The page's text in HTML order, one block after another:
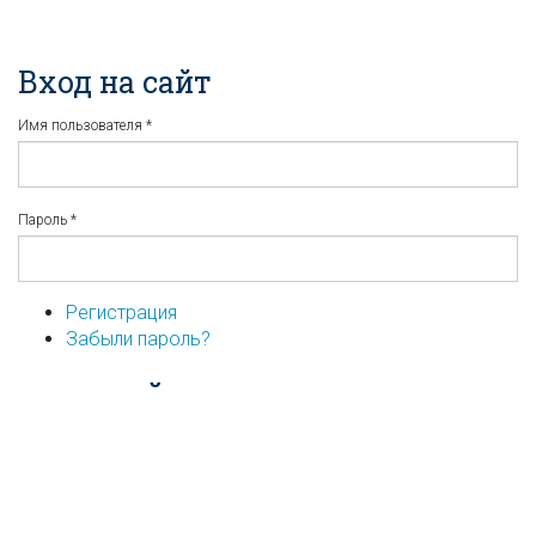
Вход на сайт
Имя пользователя *
Пароль *
Регистрация
Забыли пароль?
...или войдите используя